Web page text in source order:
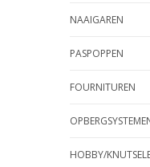
NAAIGAREN
PASPOPPEN
FOURNITUREN
HOBBY/